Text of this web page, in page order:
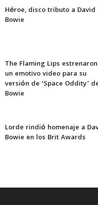
Héroe, disco tributo a David
Bowie
The Flaming Lips estrenaron
un emotivo video para su
versión de ‘Space Oddity’
Bowie
Lorde rindió homenaje a
Bowie en los Brit Awards